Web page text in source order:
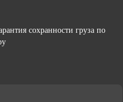
сохранности груза по